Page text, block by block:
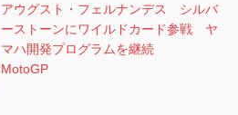
アウグスト・フェルナンデス シルバ
ーストーンにワイルドカード参戦 ヤ
マハ開発プログラムを継続
MotoGP